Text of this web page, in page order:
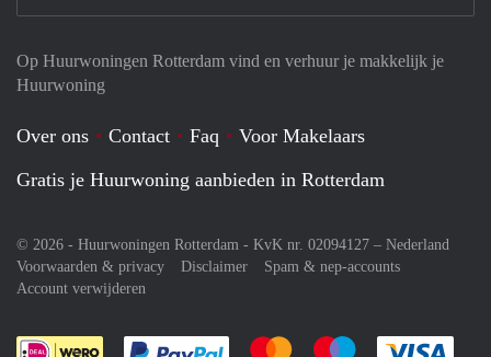
Op Huurwoningen Rotterdam vind en verhuur je makkelijk je
Huurwoning
Over ons Contact Faq
Voor Makelaars
Gratis je Huurwoning aanbieden in Rotterdam
© 2026 - Huurwoningen Rotterdam - KvK nr. 02094127 – Nederland
Voorwaarden & privacy
Disclaimer
Spam & nep-accounts
Account verwijderen